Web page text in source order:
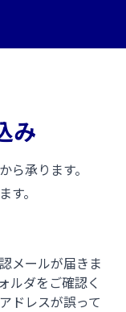
み
承ります。
。
メールが届きま
ルダをご確認く
ドレスが誤って